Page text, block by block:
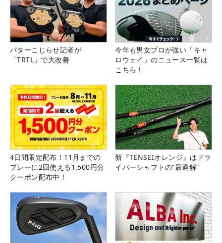
パターこじらせ記者が
「TRTL」で大改善
今年も男女プロが強い「キャ
ロウェイ」のニュース一覧は
こちら！
4日間限定配布！11月までの
プレーに2回使える1,500円分
クーポン配布中！
新『TENSEIオレンジ』はドラ
イバーシャフトの“最適解”